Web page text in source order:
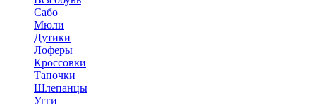
Сабо
Мюли
Дутики
Лоферы
Кроссовки
Тапочки
Шлепанцы
Угги